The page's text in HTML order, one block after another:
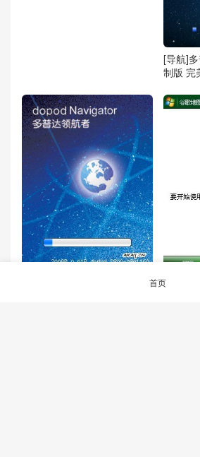
[导航]
制版 完
[导航]多普达领航者P660/P86
[地图
首页